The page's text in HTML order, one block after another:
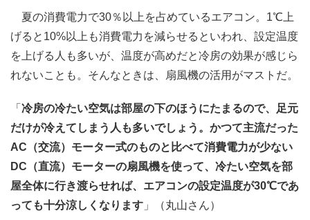
夏の消費電力で30％以上を占めているエアコン。1℃上
げると10%以上も消費電力を減らせるといわれ、設定温度
を上げる人も多いが、温度が高めだと冷房の効果が感じら
れないことも。そんなときは、扇風機の活用がマストだ。
「 冷房の冷たい空気は部屋の下のほうにたまるので、足元
だけが冷えてしまう人も多いでしょう。かつて主流だった
AC（交流）モーター式のものと比べて消費電力が少ない
DC（直流）モーターの扇風機を使って、冷たい空気を部
屋全体に行き渡らせれば、エアコンの設定温度が30℃であ
っても十分涼しくなります 」（丸山さん）